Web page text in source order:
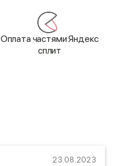
Оплата частями Яндекс
сплит
23.08.2023